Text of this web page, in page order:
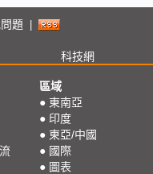
題
科技網
區域
● 東南亞
● 印度
● 東亞/中國
● 國際
● 圖表